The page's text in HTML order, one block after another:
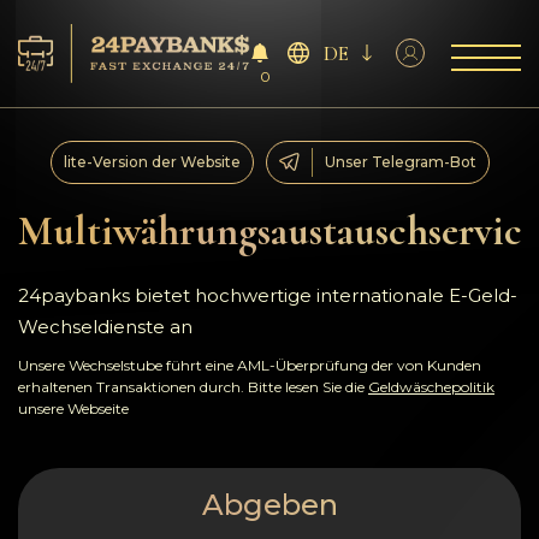
Services
Reserven
Für die Partner
Feedback
Regeln
AML/CFT
0
DE
Multiwährungsaustauschservice
lite-Version der Website Unser Telegram-Bot
24paybanks bietet hochwertige internationale E-Geld-
Wechseldienste an
Unsere Wechselstube führt eine AML-Überprüfung der von Kunden
erhaltenen Transaktionen durch. Bitte lesen Sie die Geldwäschepolitik
unsere Webseite
Abgeben